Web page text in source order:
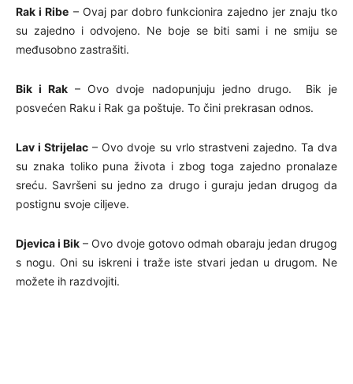
Rak i Ribe – Ovaj par dobro funkcionira zajedno jer znaju tko
su zajedno i odvojeno. Ne boje se biti sami i ne smiju se
međusobno zastrašiti.
Bik i Rak – Ovo dvoje nadopunjuju jedno drugo. Bik je
posvećen Raku i Rak ga poštuje. To čini prekrasan odnos.
Lav i Strijelac – Ovo dvoje su vrlo strastveni zajedno. Ta dva
su znaka toliko puna života i zbog toga zajedno pronalaze
sreću. Savršeni su jedno za drugo i guraju jedan drugog da
postignu svoje ciljeve.
Djevica i Bik – Ovo dvoje gotovo odmah obaraju jedan drugog
s nogu. Oni su iskreni i traže iste stvari jedan u drugom. Ne
možete ih razdvojiti.